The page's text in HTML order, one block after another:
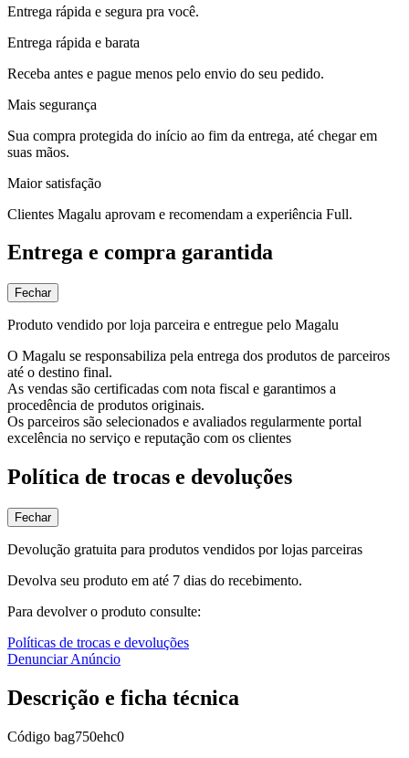
Entrega rápida e segura pra você.
Entrega rápida e barata
Receba antes e pague menos pelo envio do seu pedido.
Mais segurança
Sua compra protegida do início ao fim da entrega, até chegar em
suas mãos.
Maior satisfação
Clientes Magalu aprovam e recomendam a experiência Full.
Entrega e compra garantida
Fechar
Produto vendido por loja parceira e entregue pelo Magalu
O Magalu se responsabiliza pela entrega dos produtos de parceiros
até o destino final.
As vendas são certificadas com nota fiscal e garantimos a
procedência de produtos originais.
Os parceiros são selecionados e avaliados regularmente portal
excelência no serviço e reputação com os clientes
Política de trocas e devoluções
Fechar
Devolução gratuita para produtos vendidos por lojas parceiras
Devolva seu produto em até 7 dias do recebimento.
Para devolver o produto consulte:
Políticas de trocas e devoluções
Denunciar Anúncio
Descrição e ficha técnica
Código bag750ehc0